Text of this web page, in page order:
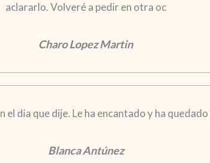
aclararlo. Volveré a pedir en otra oc
Charo Lopez Martin
dia que dije. Le ha encantado y ha
Blanca Antúnez